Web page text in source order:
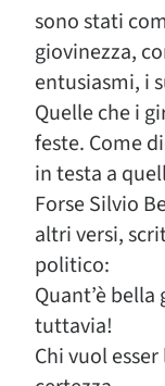
sono stati
giovinezza,
entusiasmi, i
Quelle che i
feste. Come
in testa a
Forse Silvio
altri versi,
politico:
Quant’è
tuttavia!
Chi vuol